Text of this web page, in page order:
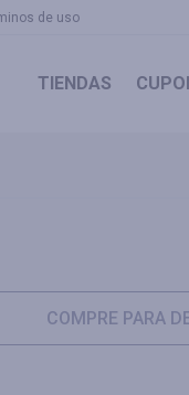
de uso
TIENDAS
COMPRE PARA